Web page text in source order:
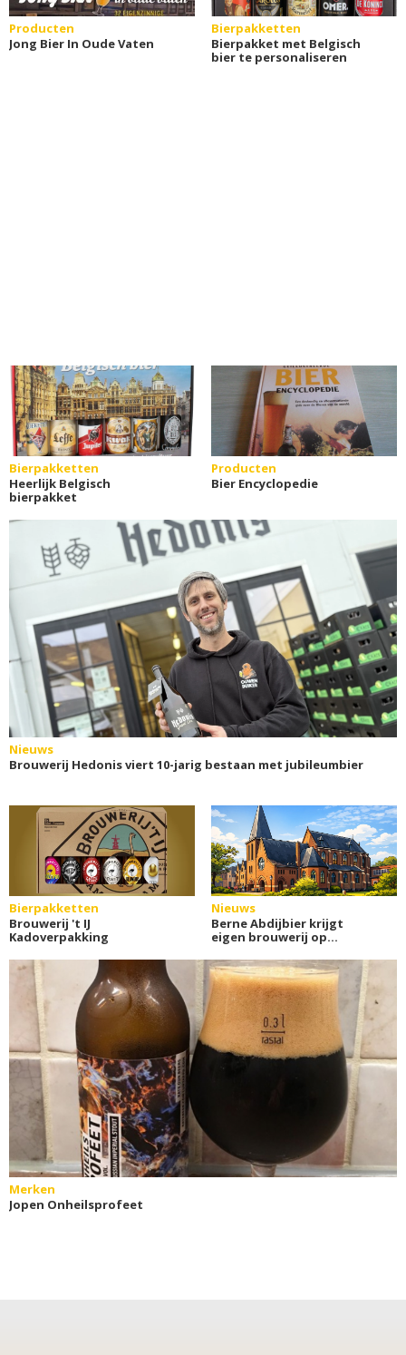
Producten
Jong Bier In Oude Vaten
Bierpakketten
Bierpakket met Belgisch
bier te personaliseren
Bierpakketten
Heerlijk Belgisch
bierpakket
Producten
Bier Encyclopedie
Nieuws
Brouwerij Hedonis viert 10-jarig bestaan met jubileumbier
Bierpakketten
Brouwerij 't IJ
Kadoverpakking
Nieuws
Berne Abdijbier krijgt
eigen brouwerij op
Merken
Jopen Onheilsprofeet